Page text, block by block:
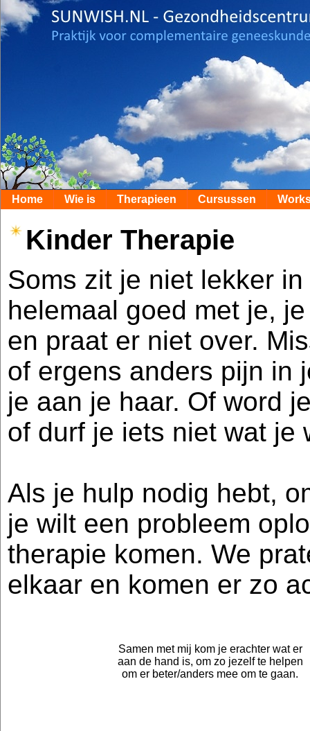
Home Wie is Therapieen Cursussen
Kinder Therapie
Soms zit je niet lekker
helemaal goed met je,
en praat er niet over.
of ergens anders pijn in
je aan je haar. Of word
of durf je iets niet wat je
Als je hulp nodig hebt,
je wilt een probleem
therapie komen. We
elkaar en komen er zo
Samen met mij kom je erachter wat er
aan de hand is, om zo jezelf te helpen
om er beter/anders mee om te gaan.